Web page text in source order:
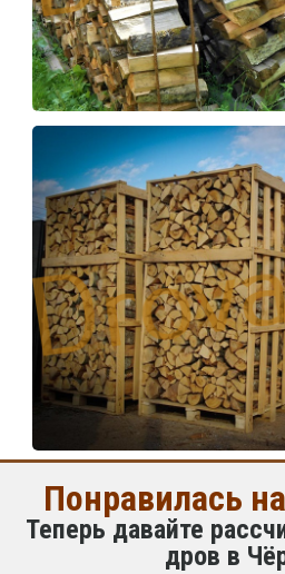
Понравилась
Теперь давайте
дров в